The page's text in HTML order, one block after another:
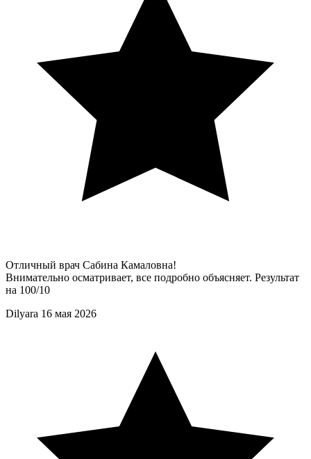
Отличный врач Сабина Камаловна!
Внимательно осматривает, все подробно объясняет. Результат
на 100/10
Dilyara 16 мая 2026